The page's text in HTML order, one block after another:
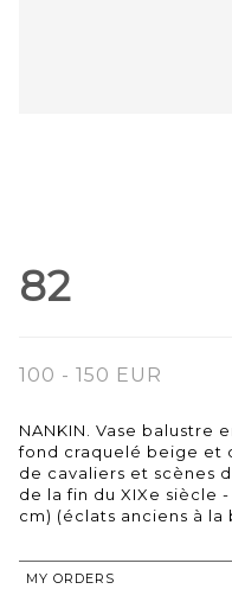
82
100 - 150 EUR
NANKIN. Vase balustre
fond craquelé beige et
de cavaliers et scènes
de la fin du XIXe siècle
cm) (éclats anciens à la
MY ORDERS